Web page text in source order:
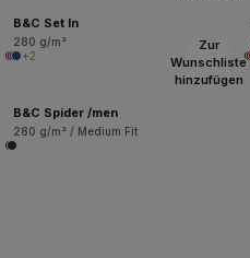
B&C Set In
280 g/m²
+2
Zur
Wunschliste
hinzufügen
B&C Spider /men
280 g/m² / Medium Fit